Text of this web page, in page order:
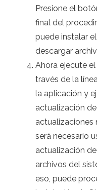
Presione el
final del
puede instalar
descargar
Ahora ejecute
través de la
la aplicación y
actualización
actualizaciones
será necesario
actualización
archivos del
eso, puede